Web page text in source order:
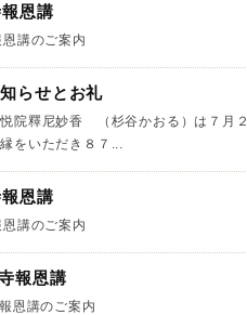
恩講
講のご案内
らせとお礼
釋尼妙香 （杉谷かおる）は７月２
をいただき８７...
恩講
講のご案内
報恩講
恩講のご案内